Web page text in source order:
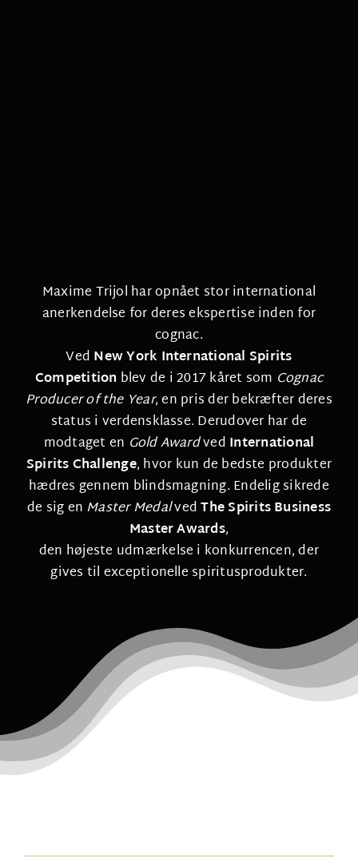
Maxime Trijol har opnået stor international
anerkendelse for deres ekspertise inden for
cognac.
Ved New York International Spirits
Competition blev de i 2017 kåret som Cognac
Producer of the Year, en pris der bekræfter deres
status i verdensklasse. Derudover har de
modtaget en Gold Awardved International
Spirits Challenge, hvor kun de bedste produkter
hædres gennem blindsmagning. Endelig sikrede
de sig en Master MedalvedThe Spirits Business
Master Awards,
den højeste udmærkelse i konkurrencen, der
gives til exceptionelle spiritusprodukter.